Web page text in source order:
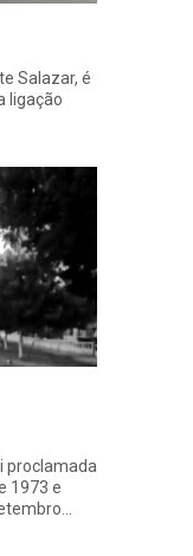
Salazar, é
ligação
proclamada
1973 e